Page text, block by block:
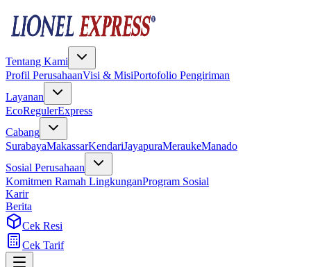
Tentang Kami
Profil PerusahaanVisi & MisiPortofolio Pengiriman
Layanan
EcoRegulerExpress
Cabang
SurabayaMakassarKendariJayapuraMeraukeManado
Sosial Perusahaan
Komitmen Ramah LingkunganProgram Sosial
Karir
Berita
Cek Resi
Cek Tarif